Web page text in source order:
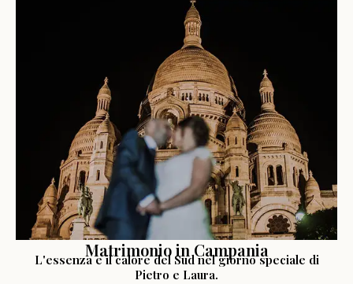
LEGGI LA STORIA
Matrimonio in Campania
L'essenza e il calore del Sud nel giorno speciale di
Pietro e Laura.